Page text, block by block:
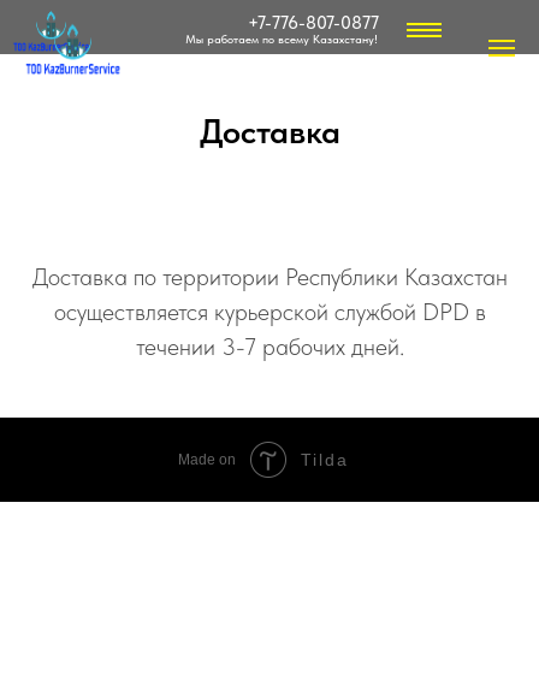
+7-776-807-0877
Мы работаем по всему Казахстану!
Уравнительные диски (подпорные шайбы/дефлекторы)
Аксессуары и принадлежности
Мазутные горелки
zakaz@ktspv.kz
Доставка
Доставка по территории Республики Казахстан
осуществляется курьерской службой DPD в
течении 3-7 рабочих дней.
Made on Tilda